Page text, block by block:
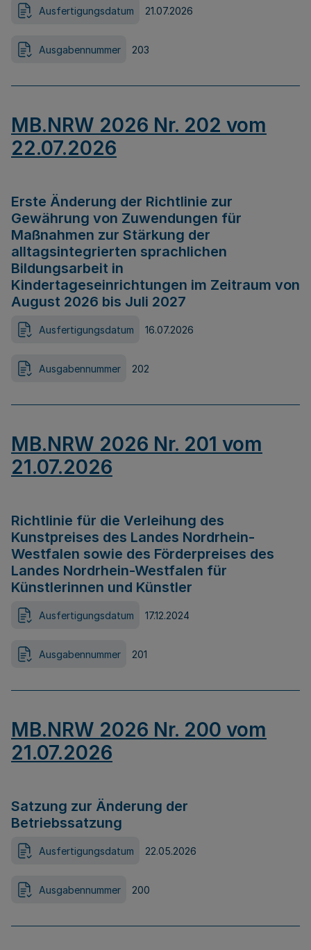
Ausfertigungsdatum 21.07.2026
Ausgabennummer 203
MB.NRW 2026 Nr. 202 vom
22.07.2026
Erste Änderung der Richtlinie zur
Gewährung von Zuwendungen für
Maßnahmen zur Stärkung der
alltagsintegrierten sprachlichen
Bildungsarbeit in
Kindertageseinrichtungen im Zeitraum von
August 2026 bis Juli 2027
Ausfertigungsdatum 16.07.2026
Ausgabennummer 202
MB.NRW 2026 Nr. 201 vom
21.07.2026
Richtlinie für die Verleihung des
Kunstpreises des Landes Nordrhein-
Westfalen sowie des Förderpreises des
Landes Nordrhein-Westfalen für
Künstlerinnen und Künstler
Ausfertigungsdatum 17.12.2024
Ausgabennummer 201
MB.NRW 2026 Nr. 200 vom
21.07.2026
Satzung zur Änderung der
Betriebssatzung
Ausfertigungsdatum 22.05.2026
Ausgabennummer 200